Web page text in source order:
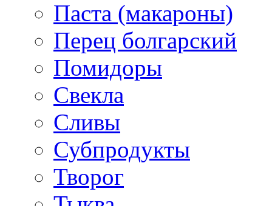
Паста (макароны)
Перец болгарский
Помидоры
Свекла
Сливы
Субпродукты
Творог